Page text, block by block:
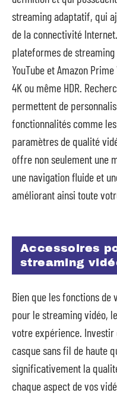
streaming adaptatif, qui
de la connectivité
plateformes de
YouTube et Amazon
4K ou même HDR.
permettent de
fonctionnalités comme
paramètres de qualité
offre non seulement une
une navigation fluide et
améliorant ainsi toute
Accessoires
streaming
Bien que les fonctions de
pour le streaming vidéo,
votre expérience. Investir
casque sans fil de haute
significativement la
chaque aspect de vos